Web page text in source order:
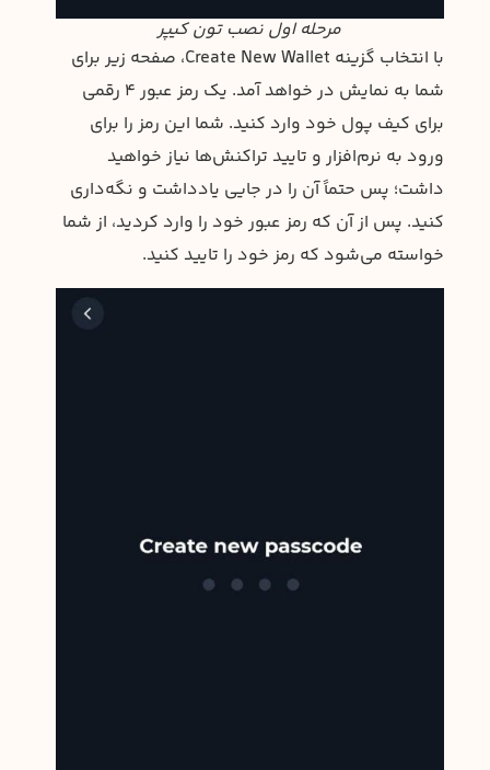
مرحله اول نصب تون کیپر
با انتخاب گزینه Create New Wallet، صفحه زیر برای
شما به نمایش در خواهد آمد. یک رمز عبور ۴ رقمی
برای کیف پول خود وارد کنید. شما این رمز را برای
ورود به نرم‌افزار و تایید تراکنش‌ها نیاز خواهید
داشت؛ پس حتماً آن را در جایی یادداشت و نگه‌داری
کنید. پس از آن که رمز عبور خود را وارد کردید، از شما
خواسته می‌شود که رمز خود را تایید کنید.